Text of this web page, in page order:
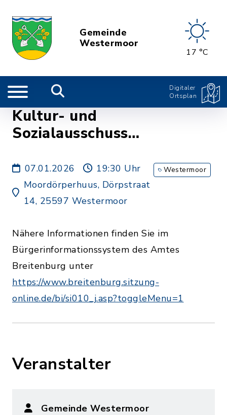
Gemeinde
Westermoor
17 °C
Digitaler
Ortsplan
Kultur- und
Sozialausschuss
07.01.2026
19:30 Uhr
Moordörperhuus, Dörpstraat
14, 25597 Westermoor
Westermoor
Nähere Informationen finden Sie im
Bürgerinformationssystem des Amtes
Breitenburg unter
https://www.breitenburg.sitzung-
online.de/bi/si010_j.asp?toggleMenu=1
Veranstalter
Gemeinde Westermoor